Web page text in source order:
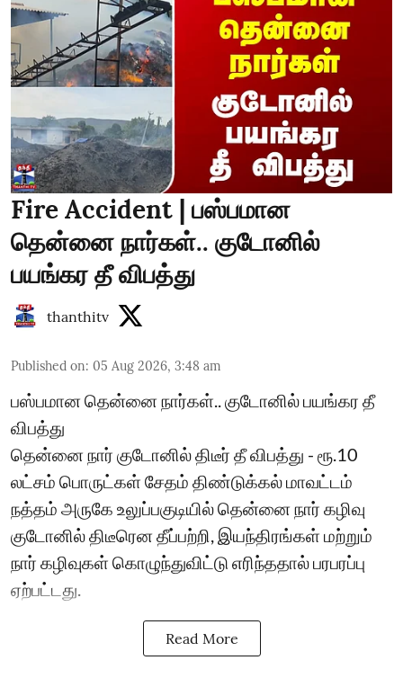
Fire Accident | பஸ்பமான
தென்னை நார்கள்.. குடோனில்
பயங்கர தீ விபத்து
thanthitv
Published on: 05 Aug 2026, 3:48 am
பஸ்பமான தென்னை நார்கள்.. குடோனில் பயங்கர தீ
விபத்து
தென்னை நார் குடோனில் திடீர் தீ விபத்து - ரூ.10
லட்சம் பொருட்கள் சேதம் திண்டுக்கல் மாவட்டம்
நத்தம் அருகே உலுப்பகுடியில் தென்னை நார் கழிவு
குடோனில் திடீரென தீப்பற்றி, இயந்திரங்கள் மற்றும்
நார் கழிவுகள் கொழுந்துவிட்டு எரிந்ததால் பரபரப்பு
ஏற்பட்டது.
Read More